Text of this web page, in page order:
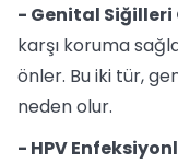
- Genital Siğilleri
karşı koruma
önler. Bu iki tür,
neden olur.
- HPV